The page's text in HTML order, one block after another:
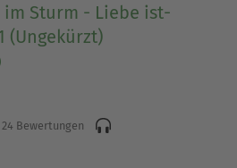
im Sturm - Liebe ist-
(Ungekürzt)
24 Bewertungen